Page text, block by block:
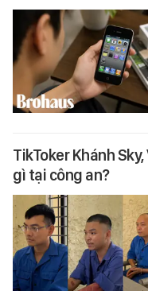
TikToker Khánh
gì tại công an?